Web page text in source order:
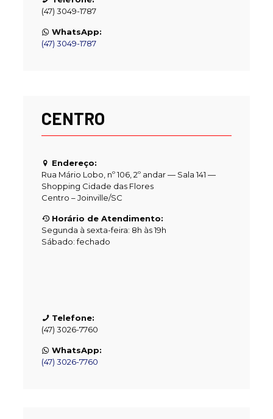
(47) 3049-1787
WhatsApp:
(47) 3049-1787
CENTRO
Endereço:
Rua Mário Lobo, nº 106, 2º andar — Sala 141 —
Shopping Cidade das Flores
Centro – Joinville/SC
Horário de Atendimento:
Segunda à sexta-feira: 8h às 19h
Sábado: fechado
Telefone:
(47) 3026-7760
WhatsApp:
(47) 3026-7760